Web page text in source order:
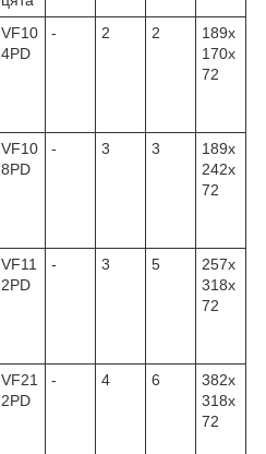
VF10
4PD
- 2 2
189x
170x
72
VF10
8PD
- 3 3
189x
242x
72
VF11
2PD
- 3 5
257x
318x
72
VF21
2PD
- 4 6
382x
318x
72